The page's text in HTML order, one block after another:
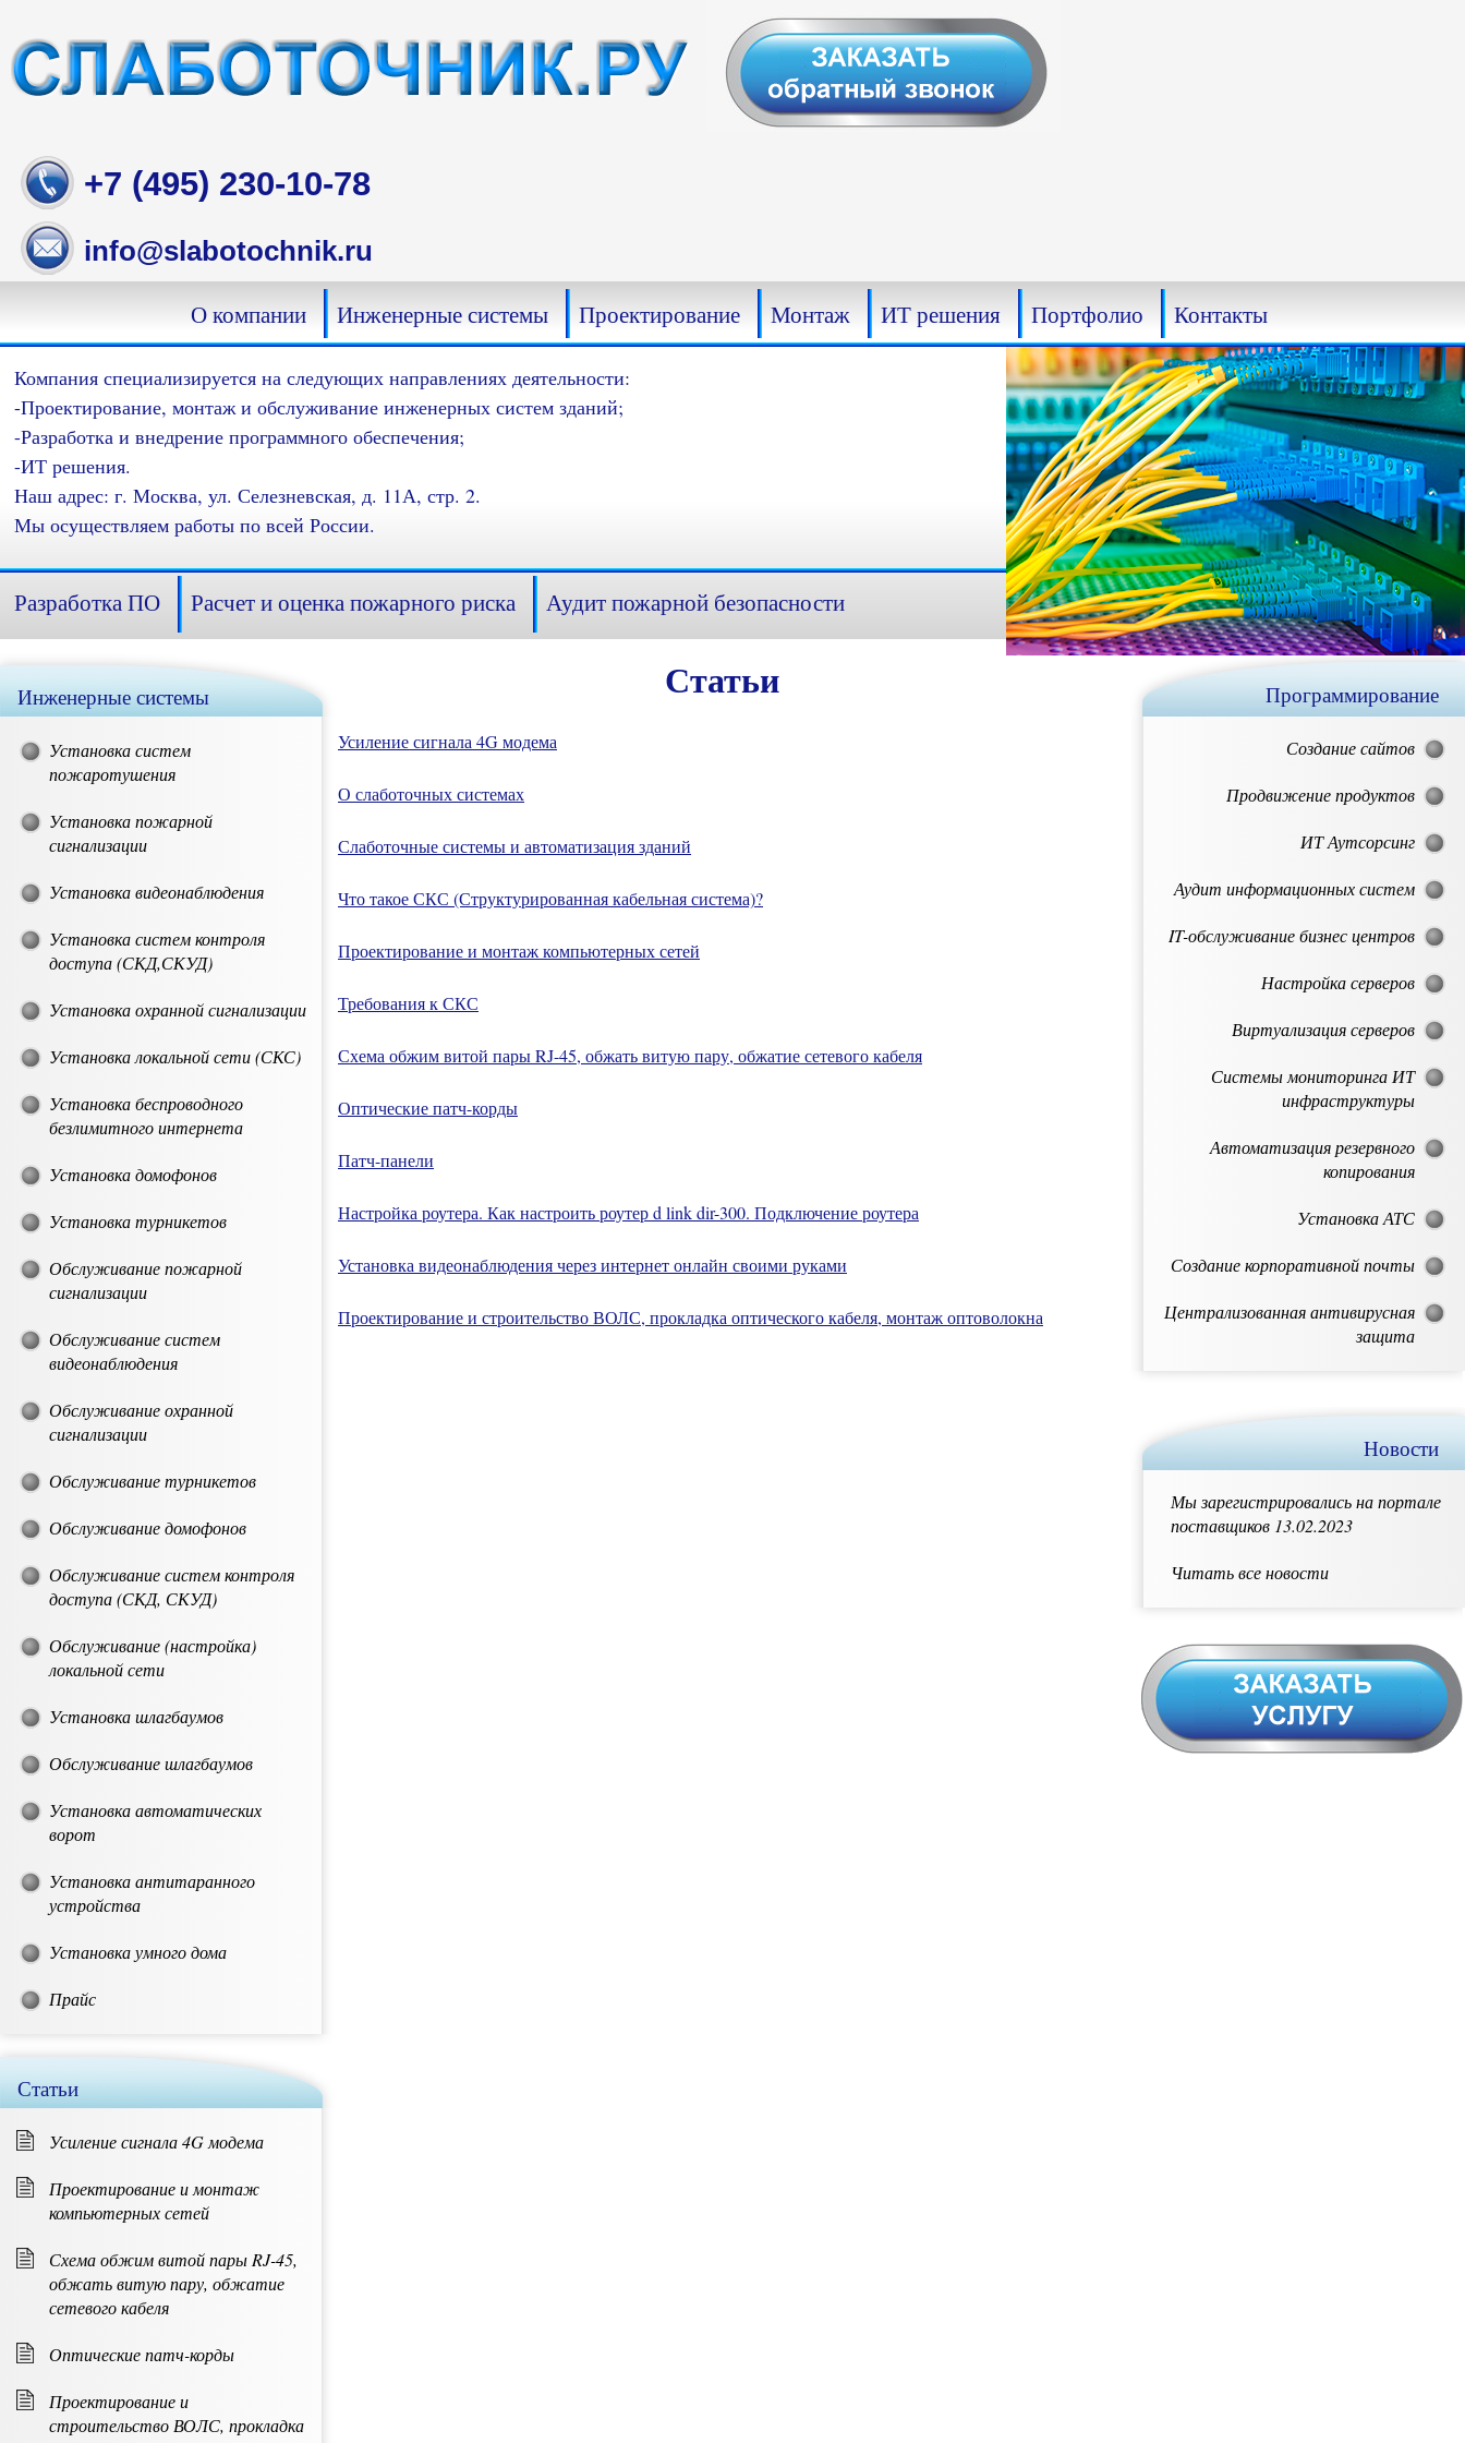
content
+7 (495) 230-10-78
info@slabotochnik.ru
О компании Инженерные системы Проектирование Монтаж ИТ решения Портфолио Контакты
Компания специализируется на следующих направлениях деятельности:
-Проектирование, монтаж и обслуживание инженерных систем зданий;
-Разработка и внедрение программного обеспечения;
-ИТ решения.
Наш адрес: г. Москва, ул. Селезневская, д. 11А, стр. 2.
Мы осуществляем работы по всей России.
Разработка ПО Расчет и оценка пожарного риска Аудит пожарной безопасности
Инженерные системы
Установка систем
пожаротушения
Установка пожарной
сигнализации
Установка видеонаблюдения
Установка систем контроля
доступа (СКД,СКУД)
Установка охранной сигнализации
Установка локальной сети (СКС)
Установка беспроводного
безлимитного интернета
Установка домофонов
Установка турникетов
Обслуживание пожарной
сигнализации
Обслуживание систем
видеонаблюдения
Обслуживание охранной
сигнализации
Обслуживание турникетов
Обслуживание домофонов
Обслуживание систем контроля
доступа (СКД, СКУД)
Обслуживание (настройка)
локальной сети
Установка шлагбаумов
Обслуживание шлагбаумов
Установка автоматических
ворот
Установка антитаранного
устройства
Установка умного дома
Прайс
Статьи
Усиление сигнала 4G модема
Проектирование и монтаж
компьютерных сетей
Схема обжим витой пары RJ-45,
обжать витую пару, обжатие
сетевого кабеля
Оптические патч-корды
Проектирование и
строительство ВОЛС, прокладка
Статьи
Усиление сигнала 4G модема
О слаботочных системах
Слаботочные системы и автоматизация зданий
Что такое СКС (Структурированная кабельная система)?
Проектирование и монтаж компьютерных сетей
Требования к СКС
Схема обжим витой пары RJ-45, обжать витую пару, обжатие сетевого кабеля
Оптические патч-корды
Патч-панели
Настройка роутера. Как настроить роутер d link dir-300. Подключение роутера
Установка видеонаблюдения через интернет онлайн своими руками
Проектирование и строительство ВОЛС, прокладка оптического кабеля, монтаж оптоволокна
Программирование
Создание сайтов
Продвижение продуктов
ИТ Аутсорсинг
Аудит информационных систем
IT-обслуживание бизнес центров
Настройка серверов
Виртуализация серверов
Системы мониторинга ИТ
инфраструктуры
Автоматизация резервного
копирования
Установка АТС
Создание корпоративной почты
Централизованная антивирусная
защита
Новости
Мы зарегистрировались на портале
поставщиков 13.02.2023
Читать все новости